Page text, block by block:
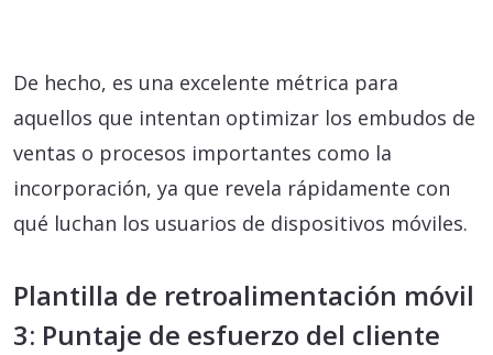
De hecho, es una excelente métrica para
aquellos que intentan optimizar los embudos de
ventas o procesos importantes como la
incorporación, ya que revela rápidamente con
qué luchan los usuarios de dispositivos móviles.
Plantilla de retroalimentación móvil
3: Puntaje de esfuerzo del cliente